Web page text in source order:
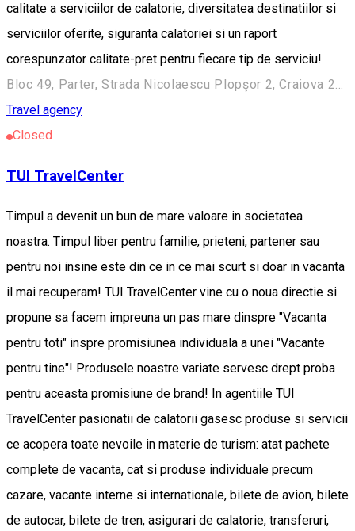
calitate a serviciilor de calatorie, diversitatea destinatiilor si
serviciilor oferite, siguranta calatoriei si un raport
corespunzator calitate-pret pentru fiecare tip de serviciu!
Bloc 49, Parter, Strada Nicolaescu Plopşor 2, Craiova 200733, Romania
Travel agency
Closed
TUI TravelCenter
Timpul a devenit un bun de mare valoare in societatea
noastra. Timpul liber pentru familie, prieteni, partener sau
pentru noi insine este din ce in ce mai scurt si doar in vacanta
il mai recuperam! TUI TravelCenter vine cu o noua directie si
propune sa facem impreuna un pas mare dinspre "Vacanta
pentru toti" inspre promisiunea individuala a unei "Vacante
pentru tine"! Produsele noastre variate servesc drept proba
pentru aceasta promisiune de brand! In agentiile TUI
TravelCenter pasionatii de calatorii gasesc produse si servicii
ce acopera toate nevoile in materie de turism: atat pachete
complete de vacanta, cat si produse individuale precum
cazare, vacante interne si internationale, bilete de avion, bilete
de autocar, bilete de tren, asigurari de calatorie, transferuri,